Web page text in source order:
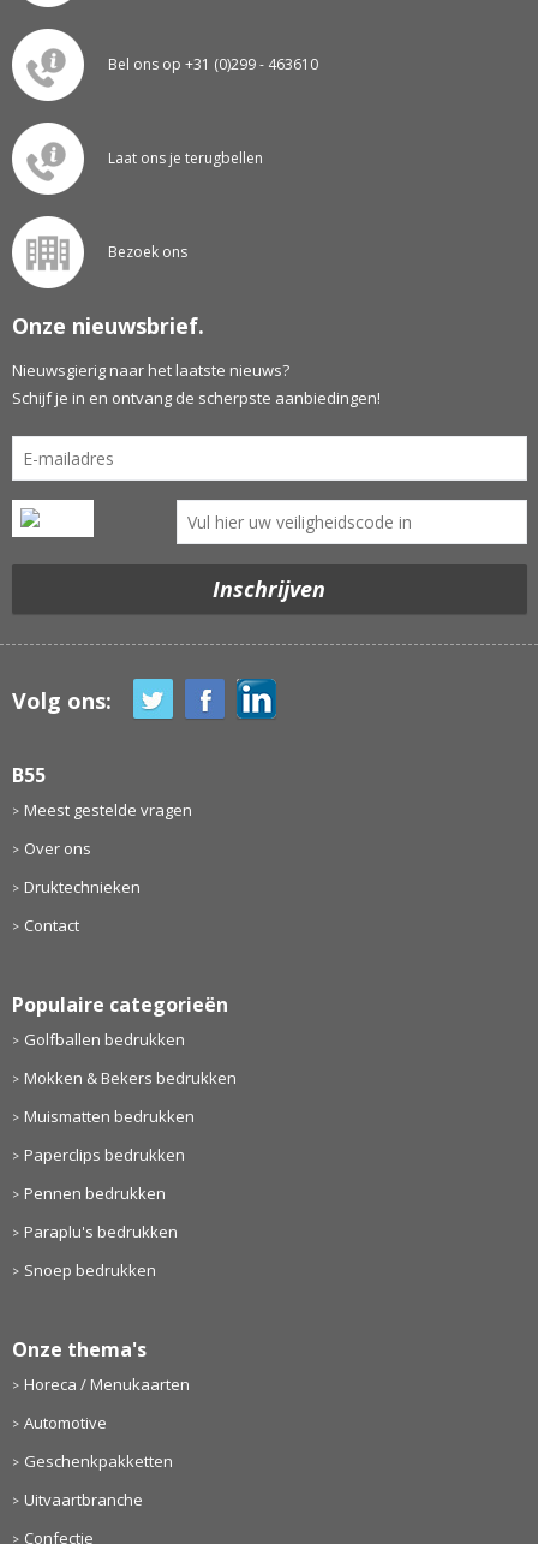
Bel ons op +31 (0)299 - 463610
Laat ons je terugbellen
Bezoek ons
Onze nieuwsbrief.
Nieuwsgierig naar het laatste nieuws?
Schijf je in en ontvang de scherpste aanbiedingen!
Volg ons:
B55
Meest gestelde vragen
Over ons
Druktechnieken
Contact
Populaire categorieën
Golfballen bedrukken
Mokken & Bekers bedrukken
Muismatten bedrukken
Paperclips bedrukken
Pennen bedrukken
Paraplu's bedrukken
Snoep bedrukken
Onze thema's
Horeca / Menukaarten
Automotive
Geschenkpakketten
Uitvaartbranche
Confectie